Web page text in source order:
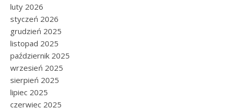
luty 2026
styczeń 2026
grudzień 2025
listopad 2025
październik 2025
wrzesień 2025
sierpień 2025
lipiec 2025
czerwiec 2025